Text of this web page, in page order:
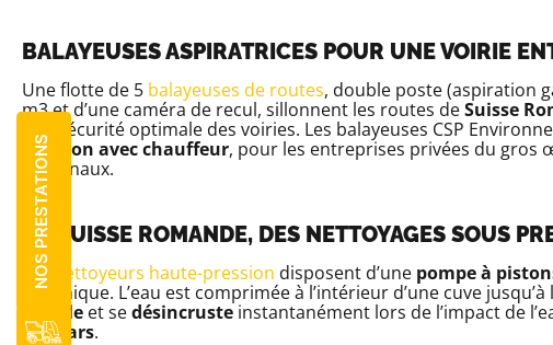
NOS PRESTATIONS
BALAYEUSES ASPIRATRICES POUR UNE VOIRIE
Une flotte de 5 balayeuses de routes, double poste (aspiration
m3 et d’une caméra de recul, sillonnent les routes deSuisse
une sécurité optimale des voiries. Les balayeuses CSP
location avec chauffeur, pour les entreprises privées du gros
cantonaux.
EN SUISSE ROMANDE, DES NETTOYAGES SOUS
Les nettoyeurs haute-pression disposent d’une pompe à
thermique. L’eau est comprimée à l’intérieur d’une cuve
décolle et sedésincruste instantanément lors de l’impact de
300 bars.